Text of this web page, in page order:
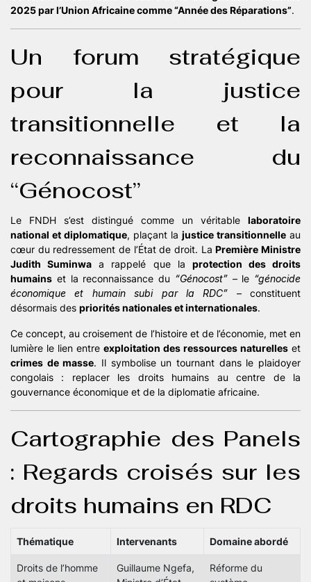
2025 par l’Union Africaine comme “Année des Réparations”.
Un forum stratégique
pour la justice
transitionnelle et la
reconnaissance du
“Génocost”
Le FNDH s’est distingué comme un véritable laboratoire
national et diplomatique, plaçant la justice transitionnelle au
cœur du redressement de l’État de droit. LaPremière Ministre
Judith Suminwa a rappelé que la protection des droits
humains et la reconnaissance du “Génocost”– le “génocide
économique et humain subi par la RDC” – constituent
désormais des priorités nationales et internationales.
Ce concept, au croisement de l’histoire et de l’économie, met en
lumière le lien entre exploitation des ressources naturelles et
crimes de masse. Il symbolise un tournant dans le plaidoyer
congolais : replacer les droits humains au centre de la
gouvernance économique et de la diplomatie africaine.
Cartographie des Panels
: Regards croisés sur les
droits humains en RDC
Thématique Intervenants Domaine abordé
Droits de l’homme
Guillaume Ngefa,
Réforme du